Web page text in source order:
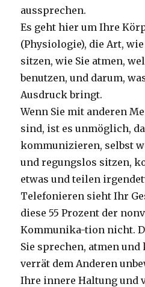
aussprechen.
Es geht hier um Ihre
(Physiologie), die Art,
sitzen, wie Sie atmen,
benutzen, und darum,
Ausdruck bringt.
Wenn Sie mit anderen
sind, ist es unmöglich,
kommunizieren, selbst
und regungslos sitzen,
etwas und teilen
Telefonieren sieht Ihr
diese 55 Prozent der
Kommunika-tion nicht.
Sie sprechen, atmen
verrät dem Anderen
Ihre innere Haltung und